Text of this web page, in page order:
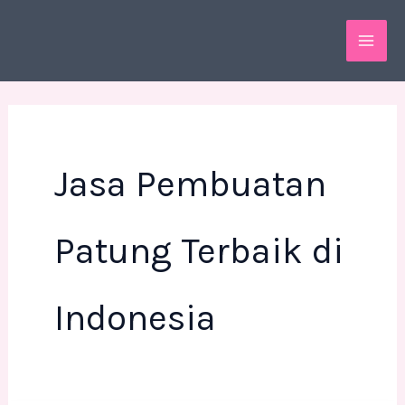
Jasa Pembuatan
Patung Terbaik di
Indonesia